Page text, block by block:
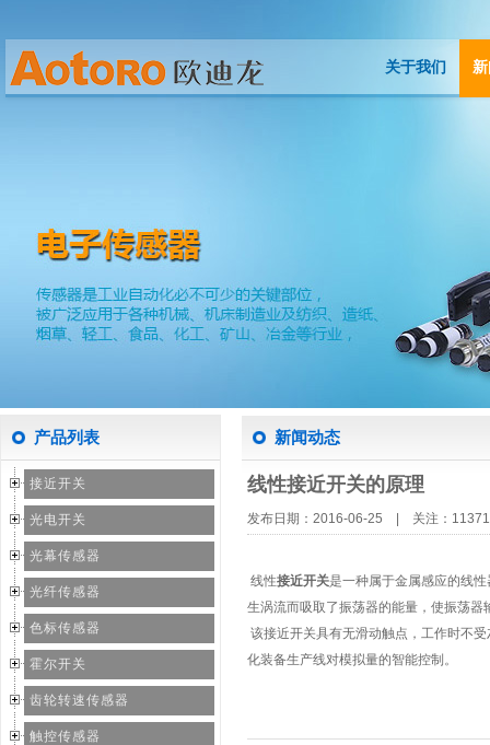
关于我们
产品列表
接近开关
光电开关
光幕传感器
光纤传感器
色标传感器
霍尔开关
齿轮转速传感器
触控传感器
新闻动态
线性接近开关的原理
发布日期：2016-06-25 关注： 11371
线性接近开关是一种属于金属感应的线
生涡流而吸取了振荡器的能量，使振荡
该接近开关具有无滑动触点，工作时不
化装备生产线对模拟量的智能控制。